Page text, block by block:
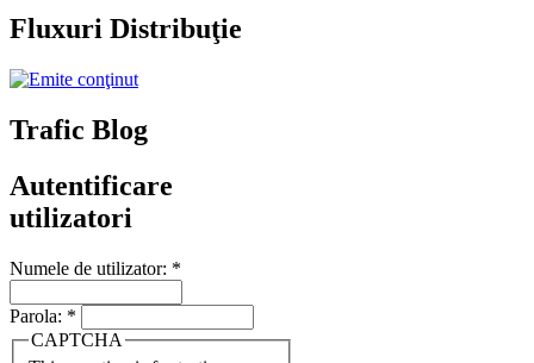
Fluxuri Distribuţie
Trafic Blog
Autentificare
utilizatori
Numele de utilizator: *
Parola: *
CAPTCHA